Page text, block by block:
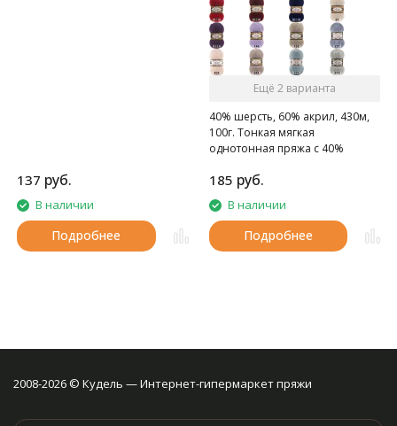
137 руб.
В наличии
Подробнее
Ещё 2 варианта
40% шерсть, 60% акрил, 430м,
100г. Тонкая мягкая
однотонная пряжа с 40%
185 руб.
В наличии
Подробнее
2008-2026 © Кудель — Интернет-гипермаркет пряжи